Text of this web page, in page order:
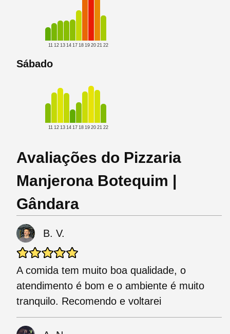
11 12 13 14 17 18 19 20 21 22
Sábado
11 12 13 14 17 18 19 20 21 22
Avaliações do Pizzaria
Manjerona Botequim |
Gândara
B. V.
A comida tem muito boa qualidade, o
atendimento é bom e o ambiente é muito
tranquilo. Recomendo e voltarei